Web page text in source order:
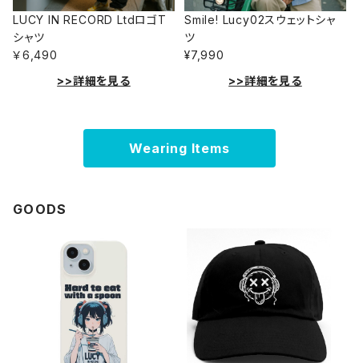
LUCY IN RECORD LtdロゴT
シャツ
￥6,490
>>詳細を見る
Smile! Lucy02スウェットシャ
ツ
¥7,990
>>詳細を見る
Wearing Items
GOODS